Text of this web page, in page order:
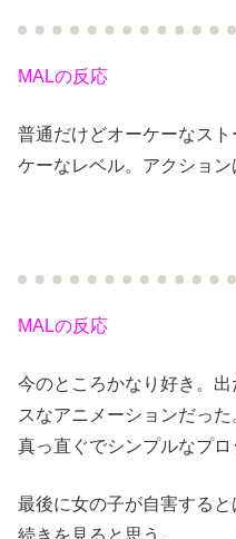
MALの反応
普通だけどオーケーなス
ケーなレベル。アクション
MALの反応
今のところかなり好き。
スなアニメーションだった
真っ直ぐでシンプルなプロ
最後に女の子が自害する
続きを見ると思う。